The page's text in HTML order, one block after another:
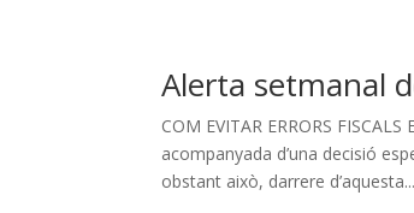
Alerta setmanal
COM EVITAR ERRORS
acompanyada d’una decisió
obstant això, darrere d’aquesta...